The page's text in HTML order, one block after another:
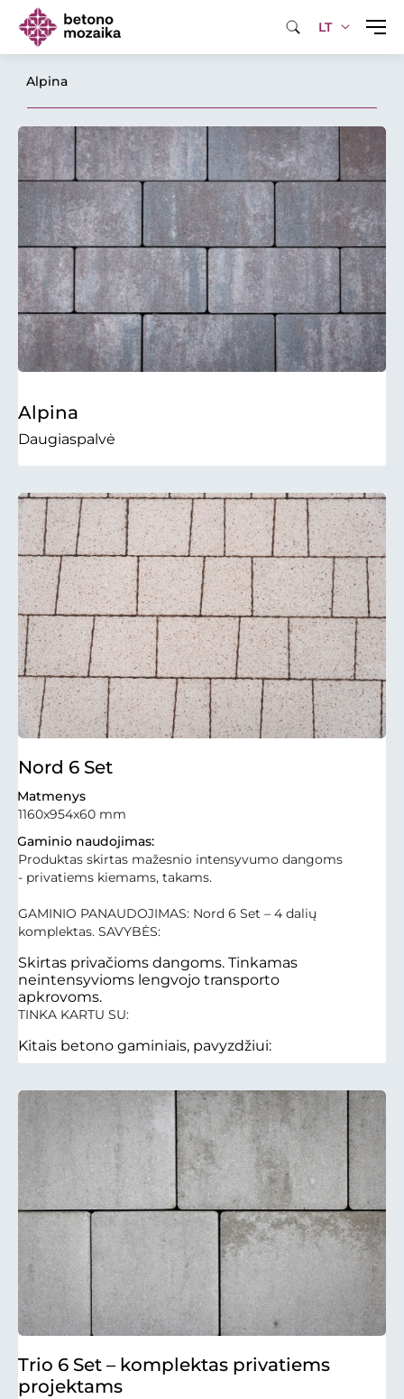
LT
Alpina
Alpina
Daugiaspalvė
Nord 6 Set
Matmenys
1160x954x60 mm
Gaminio naudojimas:
Produktas skirtas mažesnio intensyvumo dangoms
- privatiems kiemams, takams.
GAMINIO PANAUDOJIMAS: Nord 6 Set – 4 dalių
komplektas. SAVYBĖS:
Skirtas privačioms dangoms. Tinkamas
neintensyvioms lengvojo transporto
apkrovoms.
TINKA KARTU SU:
Kitais betono gaminiais, pavyzdžiui:
Trio 6 Set – komplektas privatiems
projektams